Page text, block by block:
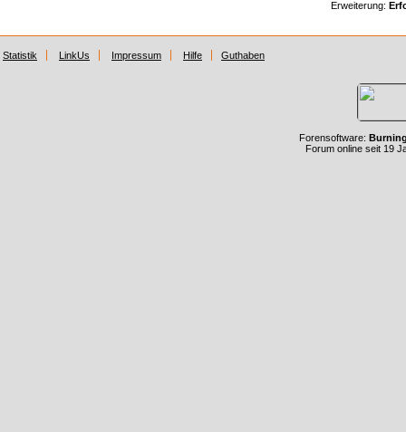
Erweiterung:
Statistik LinkUs Impressum Hilfe Guthaben
Forensoftware:
Forum online seit 19